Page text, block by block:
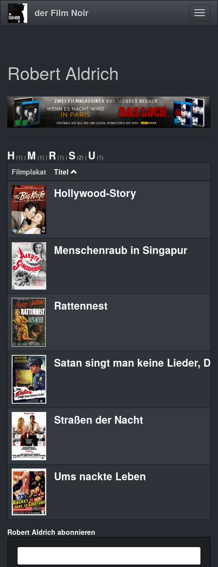
Direkt
zum
der Film Noir
Robert Aldrich
H (1) | M (1) | R (1) | S (2) | U (1)
Filmplakat Titel
Hollywood-Story
Menschenraub in Singapur
Rattennest
Satan singt man keine Lieder,
Straßen der Nacht
Ums nackte Leben
Robert Aldrich abonnieren